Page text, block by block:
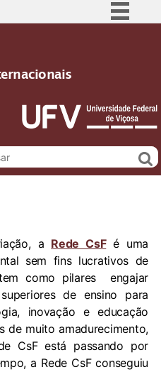
Participe
Acesso à informação
Legislação
Canais
a Rede CsFé uma
sem fins lucrativos de
como pilares engajar
de ensino para
inovação e educação
de muito amadurecimento,
CsF está passando por
a Rede CsF conseguiu